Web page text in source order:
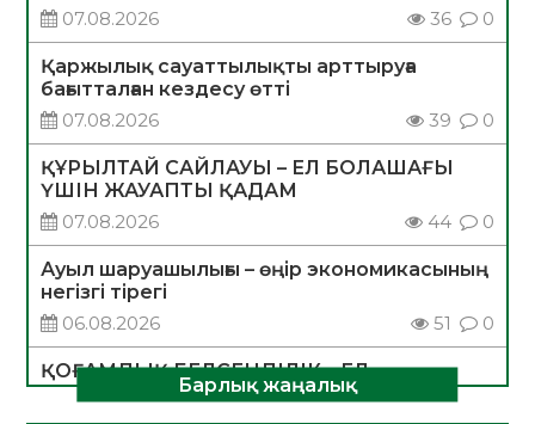
07.08.2026
36 0
Қаржылық сауаттылықты арттыруға
бағытталған кездесу өтті
07.08.2026
39 0
ҚҰРЫЛТАЙ САЙЛАУЫ – ЕЛ БОЛАШАҒЫ
ҮШІН ЖАУАПТЫ ҚАДАМ
07.08.2026
44 0
Ауыл шаруашылығы – өңір экономикасының
негізгі тірегі
06.08.2026
51 0
ҚОҒАМДЫҚ БЕЛСЕНДІЛІК – ЕЛ
ДАМУЫНЫҢ НЕГІЗІБарлық жаңалық